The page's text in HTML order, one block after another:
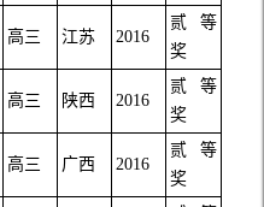
高三 江苏 2016
贰等
奖
高三 陕西 2016
贰等
奖
高三 广西 2016
贰等
奖